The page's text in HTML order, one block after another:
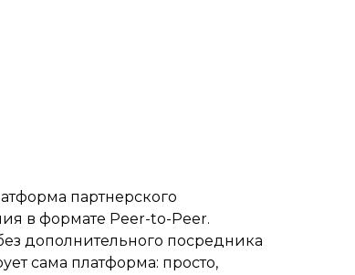
партнерского
в формате Peer-to-Peer.
дополнительного посредника
сама платформа: просто,